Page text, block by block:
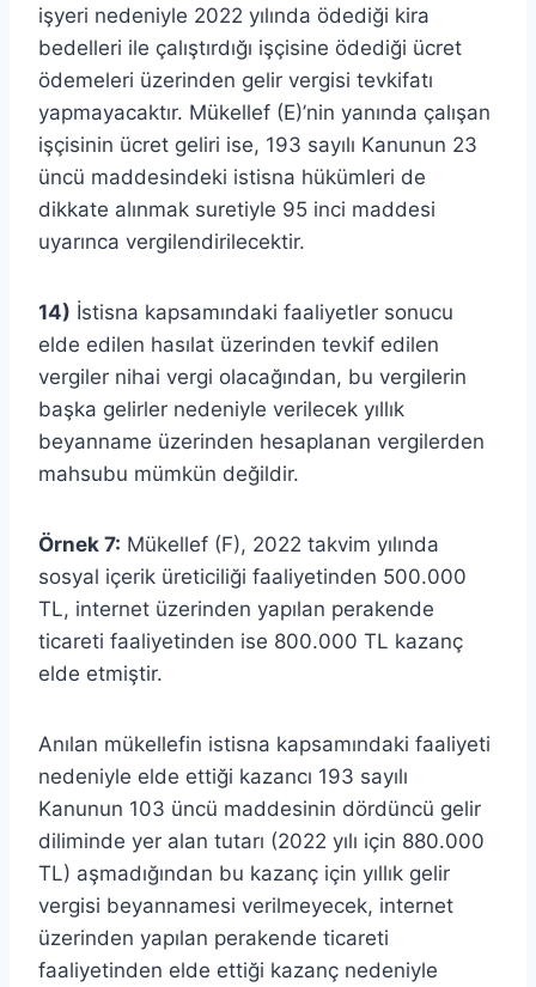
işyeri nedeniyle 2022 yılında ödediği kira
bedelleri ile çalıştırdığı işçisine ödediği ücret
ödemeleri üzerinden gelir vergisi tevkifatı
yapmayacaktır. Mükellef (E)’nin yanında çalışan
işçisinin ücret geliri ise, 193 sayılı Kanunun 23
üncü maddesindeki istisna hükümleri de
dikkate alınmak suretiyle 95 inci maddesi
uyarınca vergilendirilecektir.
14) İstisna kapsamındaki faaliyetler sonucu
elde edilen hasılat üzerinden tevkif edilen
vergiler nihai vergi olacağından, bu vergilerin
başka gelirler nedeniyle verilecek yıllık
beyanname üzerinden hesaplanan vergilerden
mahsubu mümkün değildir.
Örnek 7: Mükellef (F), 2022 takvim yılında
sosyal içerik üreticiliği faaliyetinden 500.000
TL, internet üzerinden yapılan perakende
ticareti faaliyetinden ise 800.000 TL kazanç
elde etmiştir.
Anılan mükellefin istisna kapsamındaki faaliyeti
nedeniyle elde ettiği kazancı 193 sayılı
Kanunun 103 üncü maddesinin dördüncü gelir
diliminde yer alan tutarı (2022 yılı için 880.000
TL) aşmadığından bu kazanç için yıllık gelir
vergisi beyannamesi verilmeyecek, internet
üzerinden yapılan perakende ticareti
faaliyetinden elde ettiği kazanç nedeniyle